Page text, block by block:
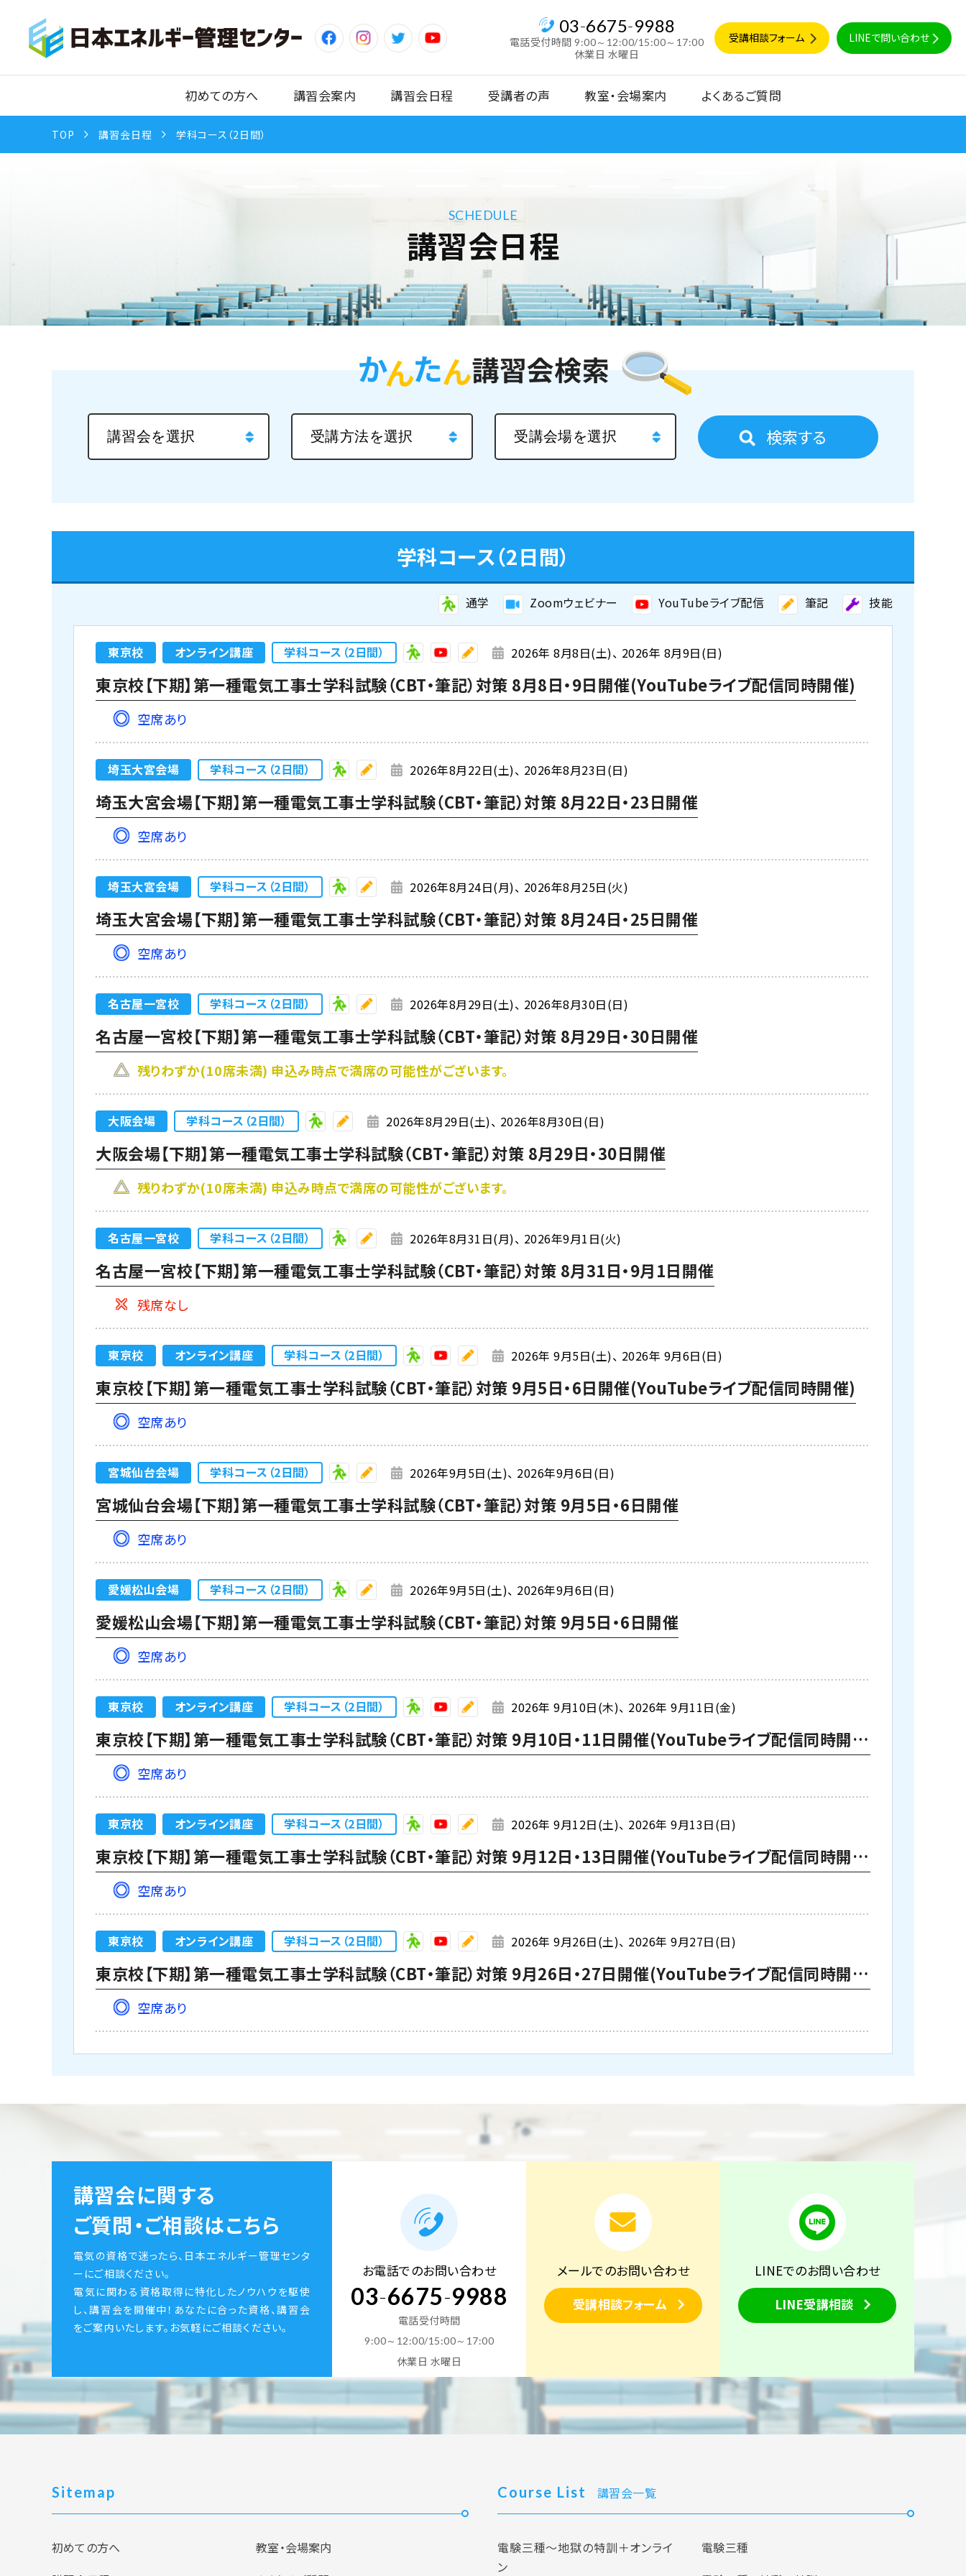
03-6675-9988
電話受付時間 9:00～12:00/15:00～17:00
休業日 水曜日
受講相談フォーム LINEで問い合わせ
初めての方へ 講習会案内 講習会日程 受講者の声 教室・会場案内 よくあるご質問
TOP 講習会日程 学科コース（2日間）
SCHEDULE
講習会日程
検索する
学科コース（2日間）
通学 Zoomウェビナー YouTubeライブ配信 筆記 技能
東京校 オンライン講座 学科コース（2日間） 2026年 8月8日(土) 2026年 8月9日(日)
東京校【下期】第一種電気工事士学科試験（CBT・筆記）対策 8月8日・9日開催(YouTubeライブ配信同時開催)
空席あり
埼玉大宮会場 学科コース（2日間） 2026年8月22日(土) 2026年8月23日(日)
埼玉大宮会場【下期】第一種電気工事士学科試験（CBT・筆記）対策 8月22日・23日開催
空席あり
埼玉大宮会場 学科コース（2日間） 2026年8月24日(月) 2026年8月25日(火)
埼玉大宮会場【下期】第一種電気工事士学科試験（CBT・筆記）対策 8月24日・25日開催
空席あり
名古屋一宮校 学科コース（2日間） 2026年8月29日(土) 2026年8月30日(日)
名古屋一宮校【下期】第一種電気工事士学科試験（CBT・筆記）対策 8月29日・30日開催
残りわずか(10席未満) 申込み時点で満席の可能性がございます。
大阪会場 学科コース（2日間） 2026年8月29日(土) 2026年8月30日(日)
大阪会場【下期】第一種電気工事士学科試験（CBT・筆記）対策 8月29日・30日開催
残りわずか(10席未満) 申込み時点で満席の可能性がございます。
名古屋一宮校 学科コース（2日間） 2026年8月31日(月) 2026年9月1日(火)
名古屋一宮校【下期】第一種電気工事士学科試験（CBT・筆記）対策 8月31日・9月1日開催
残席なし
東京校 オンライン講座 学科コース（2日間） 2026年 9月5日(土) 2026年 9月6日(日)
東京校【下期】第一種電気工事士学科試験（CBT・筆記）対策 9月5日・6日開催(YouTubeライブ配信同時開催)
空席あり
宮城仙台会場 学科コース（2日間） 2026年9月5日(土) 2026年9月6日(日)
宮城仙台会場【下期】第一種電気工事士学科試験（CBT・筆記）対策 9月5日・6日開催
空席あり
愛媛松山会場 学科コース（2日間） 2026年9月5日(土) 2026年9月6日(日)
愛媛松山会場【下期】第一種電気工事士学科試験（CBT・筆記）対策 9月5日・6日開催
空席あり
東京校 オンライン講座 学科コース（2日間） 2026年 9月10日(木) 2026年 9月11日(金)
東京校【下期】第一種電気工事士学科試験（CBT・筆記）対策 9月10日・11日開催(YouTubeライブ配信同時開催)
空席あり
東京校 オンライン講座 学科コース（2日間） 2026年 9月12日(土) 2026年 9月13日(日)
東京校【下期】第一種電気工事士学科試験（CBT・筆記）対策 9月12日・13日開催(YouTubeライブ配信同時開催)
空席あり
東京校 オンライン講座 学科コース（2日間） 2026年 9月26日(土) 2026年 9月27日(日)
東京校【下期】第一種電気工事士学科試験（CBT・筆記）対策 9月26日・27日開催(YouTubeライブ配信同時開催)
空席あり
講習会に関する
ご質問・ご相談はこちら
電気の資格で迷ったら、日本エネルギー管理センタ
ーにご相談ください。
電気に関わる資格取得に特化したノウハウを駆使
し、講習会を開催中！あなたに合った資格、講習会
をご案内いたします。お気軽にご相談ください。
お電話でのお問い合わせ
03-6675-9988
電話受付時間
9:00～12:00/15:00～17:00
休業日 水曜日
メールでのお問い合わせ
受講相談フォーム
LINEでのお問い合わせ
LINE受講相談
Sitemap
初めての方へ
教室・会場案内
Course List 講習会一覧
電験三種～地獄の特訓＋オンライ
ン
電験三種